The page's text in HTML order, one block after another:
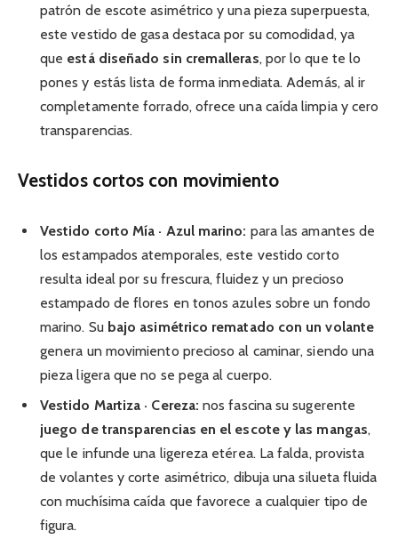
patrón de escote asimétrico y una pieza superpuesta,
este vestido de gasa destaca por su comodidad, ya
que está diseñado sin cremalleras, por lo que te lo
pones y estás lista de forma inmediata. Además, al ir
completamente forrado, ofrece una caída limpia y cero
transparencias.
Vestidos cortos con movimiento
Vestido corto Mía · Azul marino: para las amantes de
los estampados atemporales, este vestido corto
resulta ideal por su frescura, fluidez y un precioso
estampado de flores en tonos azules sobre un fondo
marino. Su bajo asimétrico rematado con un volante
genera un movimiento precioso al caminar, siendo una
pieza ligera que no se pega al cuerpo.
Vestido Martiza · Cereza: nos fascina su sugerente
juego de transparencias en el escote y las mangas,
que le infunde una ligereza etérea. La falda, provista
de volantes y corte asimétrico, dibuja una silueta fluida
con muchísima caída que favorece a cualquier tipo de
figura.